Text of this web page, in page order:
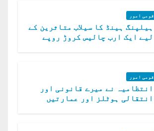
قومی امور
ہیلپنگ ہینڈ کا سیلاب متاثرین کے
لیے ایک ارب چالیس کروڑ روپے
قومی امور
انتظامیہ نے میرے قانونی اور
انتقالی ہوٹلز اور عمارتیں